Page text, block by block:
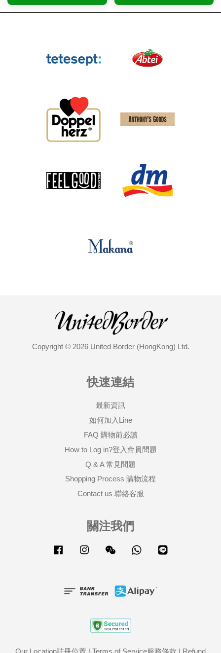
Copyright © 2026 United Border (HongKong) Ltd.
快速連結
最新資訊
如何加入Line
FAQ 購物前必讀
How to Log in?登入會員問題
Q & A 常見問題
Shopping Process 購物流程
Contact us 聯絡客服
關注我們
Facebook Instagram Wechat Whatsapp